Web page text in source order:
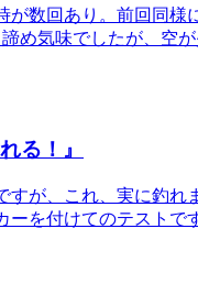
数回あり。前回同様
め気味でしたが、空
る！』
が、これ、実に釣れ
を付けてのテストで